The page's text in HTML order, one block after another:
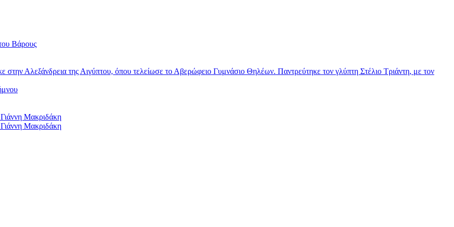
Βάρους
Αλεξάνδρεια της Αιγύπτου, όπου τελείωσε το Αβερώφειο Γυμνάσιο Θηλέων. Παντρεύτηκε τον γλύπτη Στέλιο Τριάντη, με τον
Μακριδάκη
Μακριδάκη